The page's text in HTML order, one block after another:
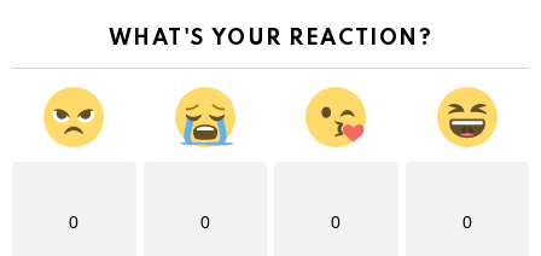
WHAT'S YOUR REACTION?
0 0 0 0